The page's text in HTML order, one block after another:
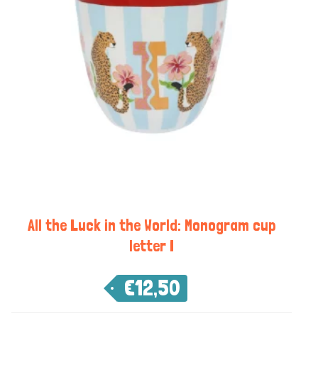
All the Luck in the World: Monogram cup
letter I
€12,50